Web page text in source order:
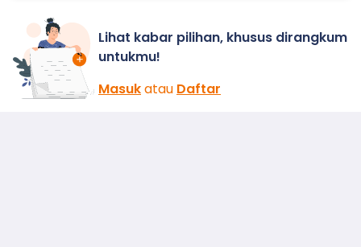
Lihat kabar pilihan, khusus dirangkum
untukmu!
Masukatau Daftar